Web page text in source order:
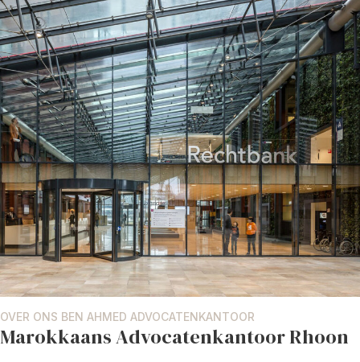
OVER ONS BEN AHMED ADVOCATENKANTOOR
Marokkaans Advocatenkantoor Rhoon